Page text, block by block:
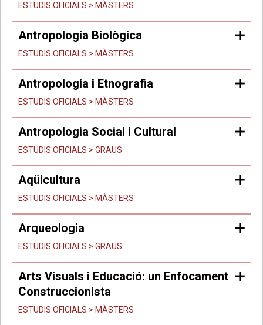
ESTUDIS OFICIALS > MÀSTERS
Antropologia Biològica
ESTUDIS OFICIALS > MÀSTERS
Antropologia i Etnografia
ESTUDIS OFICIALS > MÀSTERS
Antropologia Social i Cultural
ESTUDIS OFICIALS > GRAUS
Aqüicultura
ESTUDIS OFICIALS > MÀSTERS
Arqueologia
ESTUDIS OFICIALS > GRAUS
Arts Visuals i Educació: un Enfocament
Construccionista
ESTUDIS OFICIALS > MÀSTERS